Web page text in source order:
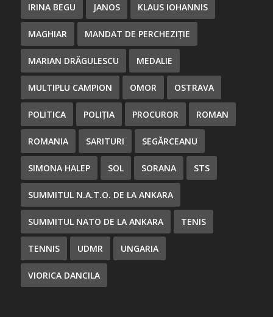
IRINA BEGU JANOS KLAUS IOHANNIS
MAGHIAR MANDAT DE PERCHEZIȚIE
MARIAN DRĂGULESCU MEDALIE
MULTIPLU CAMPION OMOR OSTRAVA
POLITICA POLIȚIA PROCUROR ROMAN
ROMANIA SARITURI SEGĂRCEANU
SIMONA HALEP SOL SORANA STS
SUMMITUL N.A.T.O. DE LA ANKARA
SUMMITUL NATO DE LA ANKARA TENIS
TENNIS UDMR UNGARIA
VIORICA DANCILA